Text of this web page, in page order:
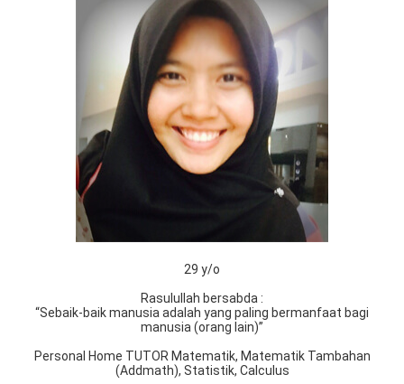
29 y/o
Rasulullah bersabda :
“Sebaik-baik manusia adalah yang paling bermanfaat bagi
manusia (orang lain)”
Personal Home TUTOR Matematik, Matematik Tambahan
(Addmath), Statistik, Calculus